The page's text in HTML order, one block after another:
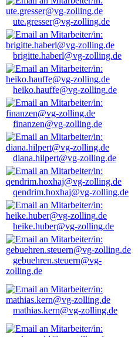
ute.gresser@vg-zolling.de
brigitte.haberl@vg-zolling.de
heiko.hauffe@vg-zolling.de
finanzen@vg-zolling.de
diana.hilpert@vg-zolling.de
qendrim.hoxhaj@vg-zolling.de
heike.huber@vg-zolling.de
gebuehren.steuern@vg-
zolling.de
mathias.kern@vg-zolling.de